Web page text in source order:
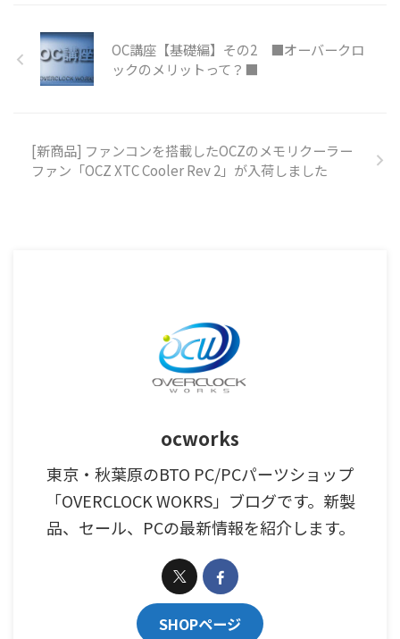
OC講座【基礎編】その2 ■オーバークロ
ックのメリットって？■
[新商品] ファンコンを搭載したOCZのメモリクーラー
ファン「OCZ XTC Cooler Rev 2」が入荷しました
ocworks
東京・秋葉原のBTO PC/PCパーツショップ
「OVERCLOCK WOKRS」ブログです。新製
品、セール、PCの最新情報を紹介します。
SHOPページ